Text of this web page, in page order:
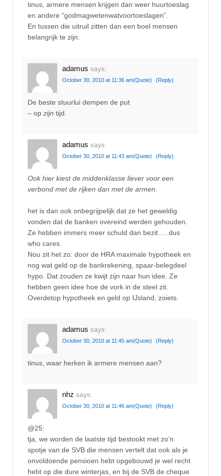
tinus, armere mensen krijgen dan weer huurtoeslag
en andere “godmagwetenwatvoortoeslagen”.
En tussen die uitruil zitten dan een boel mensen
belangrijk te zijn.
adamus says:
October 30, 2010 at 11:36 am(Quote) (Reply)
De beste stuurlui dempen de put
– op zijn tijd.
adamus says:
October 30, 2010 at 11:43 am(Quote) (Reply)
Ook hier kiest de middenklasse liever voor een
verbond met de rijken dan met de armen.
het is dan ook onbegrijpelijk dat ze het geweldig
vonden dat de banken overeind werden gehouden.
Ze hebben immers meer schuld dan bezit…..dus
who cares.
Nou zit het zo: door de HRA maximale hypotheek en
nog wat geld op de bankrekening, spaar-belegdeel
hypo. Dat zouden ze kwijt zijn naar hun idee. Ze
hebben geen idee hoe de vork in de steel zit.
Overdetop hypotheek en geld op IJsland, zoiets.
adamus says:
October 30, 2010 at 11:45 am(Quote) (Reply)
tinus, waar herken ik armere mensen aan?
nhz says:
October 30, 2010 at 11:46 am(Quote) (Reply)
@25:
tja, we worden de laatste tijd bestookt met zo’n
spotje van de SVB die mensen vertelt dat ook als je
onvoldoende pensioen hebt opgebouwd je wel recht
hebt op die dure winterjas, en bij de SVB de cheque